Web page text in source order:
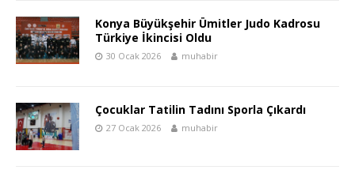
Konya Büyükşehir Ümitler Judo Kadrosu
Türkiye İkincisi Oldu
30 Ocak 2026 muhabir
Çocuklar Tatilin Tadını Sporla Çıkardı
27 Ocak 2026 muhabir